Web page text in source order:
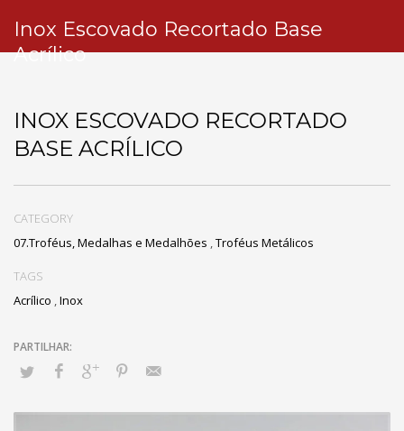
Inox Escovado Recortado Base
Acrílico
INOX ESCOVADO RECORTADO
BASE ACRÍLICO
CATEGORY
07.Troféus, Medalhas e Medalhões ,Troféus Metálicos
TAGS
Acrílico ,Inox